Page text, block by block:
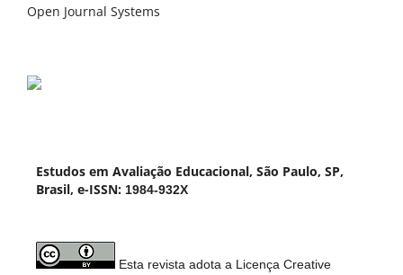
Open Journal Systems
Estudos em Avaliação Educacional, São Paulo, SP,
Brasil, e-ISSN: 1984-932X
Esta revista adota a Licença Creative